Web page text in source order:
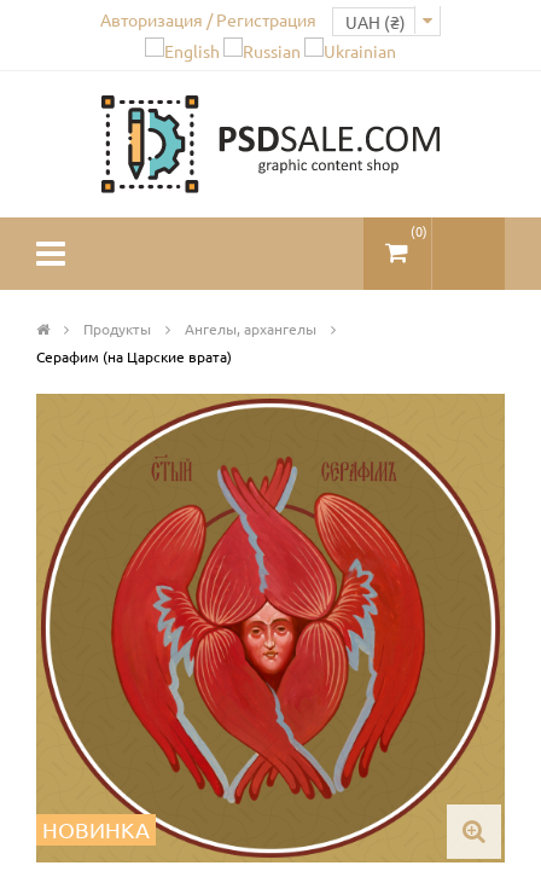
Авторизация / Регистрация
(0)
Продукты
Ангелы, архангелы
Серафим (на Царские врата)
НОВИНКА